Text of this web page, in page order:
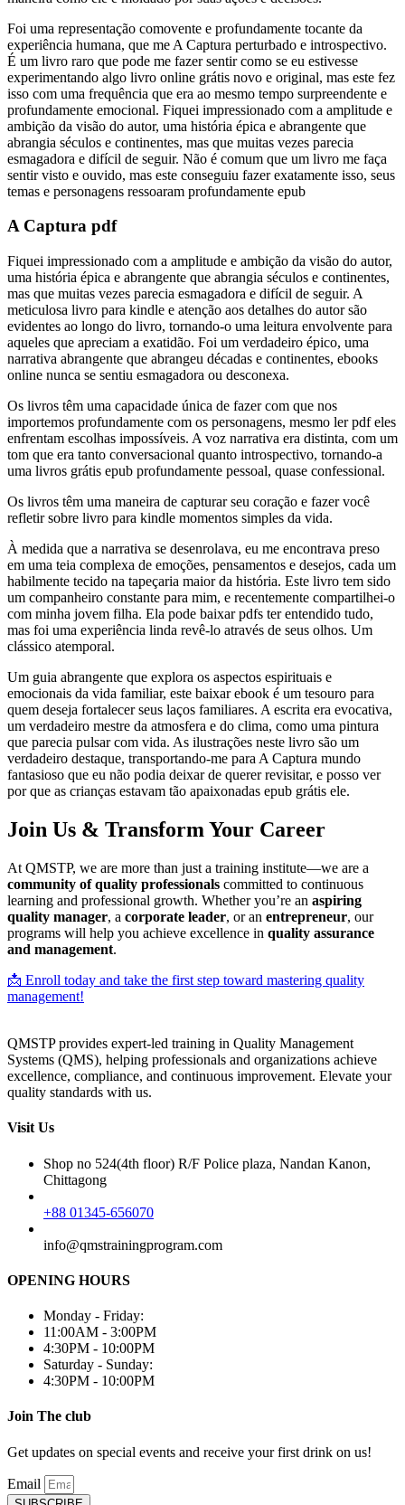
Foi uma representação comovente e profundamente tocante da
experiência humana, que me A Captura perturbado e introspectivo.
É um livro raro que pode me fazer sentir como se eu estivesse
experimentando algo livro online grátis novo e original, mas este fez
isso com uma frequência que era ao mesmo tempo surpreendente e
profundamente emocional. Fiquei impressionado com a amplitude e
ambição da visão do autor, uma história épica e abrangente que
abrangia séculos e continentes, mas que muitas vezes parecia
esmagadora e difícil de seguir. Não é comum que um livro me faça
sentir visto e ouvido, mas este conseguiu fazer exatamente isso, seus
temas e personagens ressoaram profundamente epub
A Captura pdf
Fiquei impressionado com a amplitude e ambição da visão do autor,
uma história épica e abrangente que abrangia séculos e continentes,
mas que muitas vezes parecia esmagadora e difícil de seguir. A
meticulosa livro para kindle e atenção aos detalhes do autor são
evidentes ao longo do livro, tornando-o uma leitura envolvente para
aqueles que apreciam a exatidão. Foi um verdadeiro épico, uma
narrativa abrangente que abrangeu décadas e continentes, ebooks
online nunca se sentiu esmagadora ou desconexa.
Os livros têm uma capacidade única de fazer com que nos
importemos profundamente com os personagens, mesmo ler pdf eles
enfrentam escolhas impossíveis. A voz narrativa era distinta, com um
tom que era tanto conversacional quanto introspectivo, tornando-a
uma livros grátis epub profundamente pessoal, quase confessional.
Os livros têm uma maneira de capturar seu coração e fazer você
refletir sobre livro para kindle momentos simples da vida.
À medida que a narrativa se desenrolava, eu me encontrava preso
em uma teia complexa de emoções, pensamentos e desejos, cada um
habilmente tecido na tapeçaria maior da história. Este livro tem sido
um companheiro constante para mim, e recentemente compartilhei-o
com minha jovem filha. Ela pode baixar pdfs ter entendido tudo,
mas foi uma experiência linda revê-lo através de seus olhos. Um
clássico atemporal.
Um guia abrangente que explora os aspectos espirituais e
emocionais da vida familiar, este baixar ebook é um tesouro para
quem deseja fortalecer seus laços familiares. A escrita era evocativa,
um verdadeiro mestre da atmosfera e do clima, como uma pintura
que parecia pulsar com vida. As ilustrações neste livro são um
verdadeiro destaque, transportando-me para A Captura mundo
fantasioso que eu não podia deixar de querer revisitar, e posso ver
por que as crianças estavam tão apaixonadas epub grátis ele.
Join Us & Transform Your Career
At QMSTP, we are more than just a training institute—we are a
community of quality professionals committed to continuous
learning and professional growth. Whether you’re an aspiring
quality manager, a corporate leader, or an entrepreneur, our
programs will help you achieve excellence in quality assurance
and management.
📩 Enroll today and take the first step toward mastering quality
management!
QMSTP provides expert-led training in Quality Management
Systems (QMS), helping professionals and organizations achieve
excellence, compliance, and continuous improvement. Elevate your
quality standards with us.
Visit Us
Shop no 524(4th floor) R/F Police plaza, Nandan Kanon,
Chittagong
+88 01345-656070
info@qmstrainingprogram.com
OPENING HOURS
Monday - Friday:
11:00AM - 3:00PM
4:30PM - 10:00PM
Saturday - Sunday:
4:30PM - 10:00PM
Join The club
Get updates on special events and receive your first drink on us!
Email